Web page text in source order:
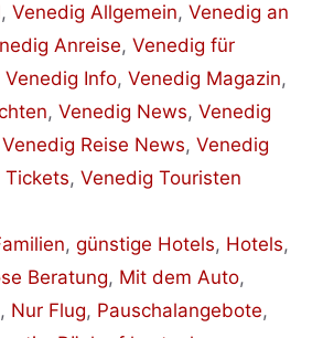
, Venedig Allgemein, Venedig an
Anreise, Venedig für
Venedig Info, Venedig Magazin,
, Venedig News, Venedig
Venedig Reise News, Venedig
Tickets, Venedig Touristen
,günstige Hotels, Hotels,
Beratung, Mit dem Auto,
, Nur Flug, Pauschalangebote,